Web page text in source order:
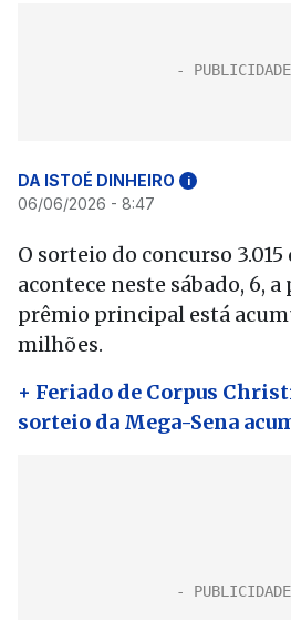
DA ISTOÉ DINHEIRO i
06/06/2026 - 8:47
O sorteio do concurso 3.015
acontece neste sábado, 6, a
prêmio principal está
milhões.
+ Feriado de Corpus
sorteio da Mega-Sena